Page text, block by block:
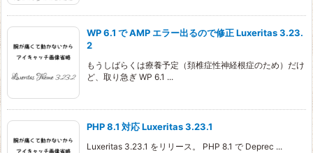
WP 6.1 で AMP エラー出るので修正 Luxeritas 3.23.
2
もうしばらくは療養予定（頚椎症性神経根症のため）だけ
ど、取り急ぎ WP 6.1 ...
PHP 8.1 対応 Luxeritas 3.23.1
Luxeritas 3.23.1 をリリース。 PHP 8.1 で Deprec ...